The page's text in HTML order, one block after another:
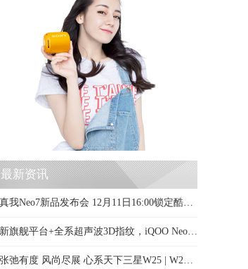
最新资讯
真我Neo7新品发布会 12月11日16:00锁定酷格网图文直播频道
新旗舰平台+全系超声波3D指纹，iQOO Neo10系列到手2299元起
张弛有度 风尚尽展 心系天下三星W25 | W25 Flip震撼发布